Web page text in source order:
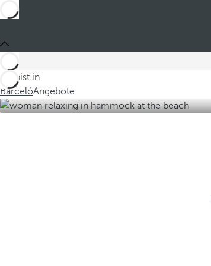
Du bist in
BarcelóAngebote